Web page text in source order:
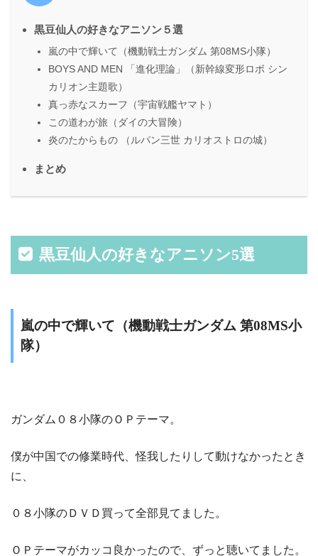
黒豆仙人の好きなアニソン５選
嵐の中で輝いて（機動戦士ガンダム 第08MS小隊）
BOYS AND MEN 「進化理論」（新幹線変形ロボ シン
カリオン主題歌）
真っ赤なスカーフ（宇宙戦艦ヤマト）
この道わが旅（ダイの大冒険）
炎のたからもの （ルパン三世 カリオストロの城）
まとめ
黒豆仙人の好きなアニソン5選
嵐の中で輝いて（機動戦士ガンダム 第08MS小
隊）
ガンダム０８小隊のＯＰテーマ。
僕が中国での修業時代、怪我したりして動けなかったとき
に、
０８小隊のＤＶＤ買って全部見てました。
ＯＰテーマがカッコ良かったので、ずっと聴いてました。